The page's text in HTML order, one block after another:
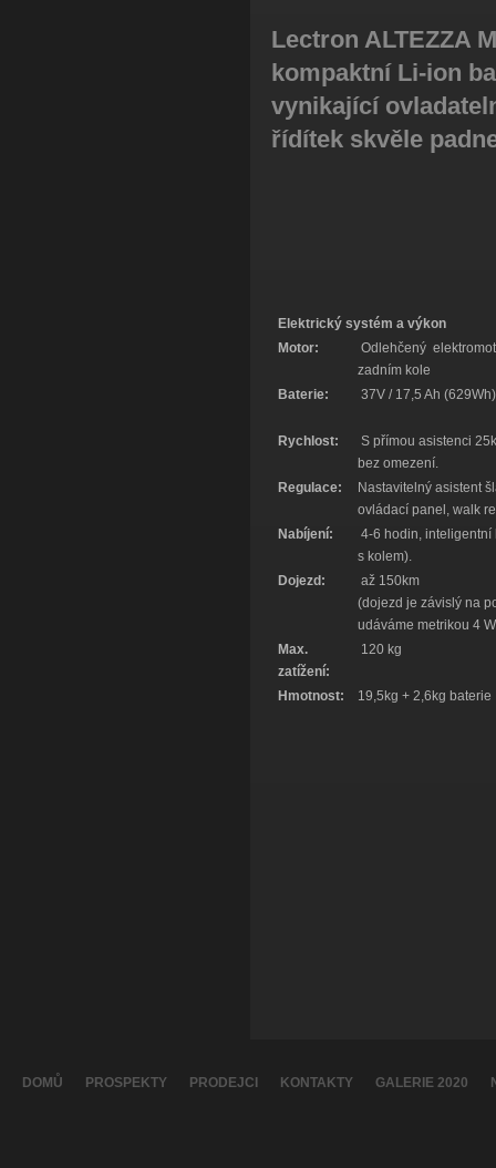
Lectron ALTEZZA
kompaktní Li-ion
vynikající
řídítek skvěle
Elektrický systém a výkon
Motor:
Odlehčený
zadním kole
Baterie:
37V / 17,5 Ah
Rychlost:
S přímou asistenci
bez omezení.
Regulace:
Nastavitelný asistent
ovládací panel, walk
Nabíjení:
4-6 hodin,
s kolem).
Dojezd:
až 150km
(dojezd je závislý na
udáváme metrikou 4
Max.
zatížení:
120 kg
Hmotnost: 19,5kg + 2,6kg baterie
DOMŮ PROSPEKTY PRODEJCI KONTAKTY GALERIE 2020